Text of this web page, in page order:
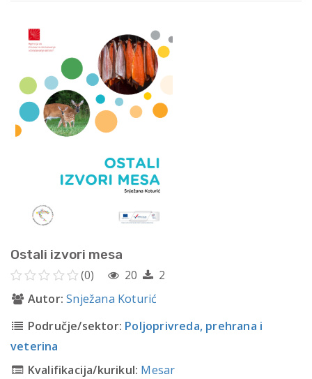
Ostali izvori mesa
(0) 20
2
Autor: Snježana Koturić
Područje/sektor: Poljoprivreda, prehrana i
veterina
Kvalifikacija/kurikul: Mesar